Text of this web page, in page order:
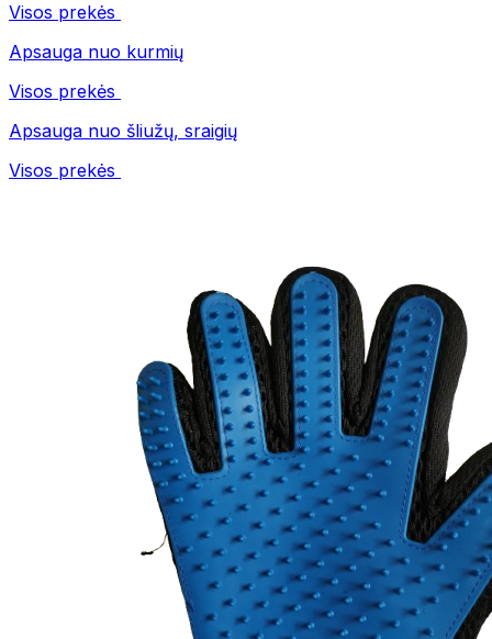
Visos prekės
Apsauga nuo kurmių
Visos prekės
Apsauga nuo šliužų, sraigių
Visos prekės